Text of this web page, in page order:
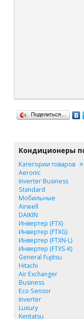
Поделиться…
Кондиционеры
Категории товаров ≡
Aeronic
Inverter Business
Standard
Мобильные
Airwell
DAIKIN
Инвертер (FTX)
Инвертер (FTXG)
Инвертер (FTXN-L)
Инвертер (FTXS-K)
General Fujitsu
Hitachi
Air Exchanger
Business
Eco Sensor
Inverter
Luxury
Kentatsu